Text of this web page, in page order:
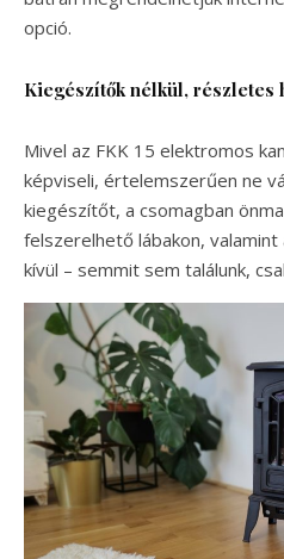
opció.
Kiegészítők nélkül, részletes
Mivel az FKK 15 elektromos
képviseli, értelemszerűen ne
kiegészítőt, a csomagban
felszerelhető lábakon,
kívül – semmit sem találunk,